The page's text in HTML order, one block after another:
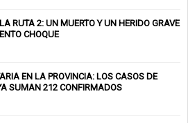
RUTA 2: UN MUERTO Y UN HERIDO GRAVE
CHOQUE
EN LA PROVINCIA: LOS CASOS DE
SUMAN 212 CONFIRMADOS